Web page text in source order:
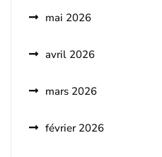
mai 2026
avril 2026
mars 2026
février 2026